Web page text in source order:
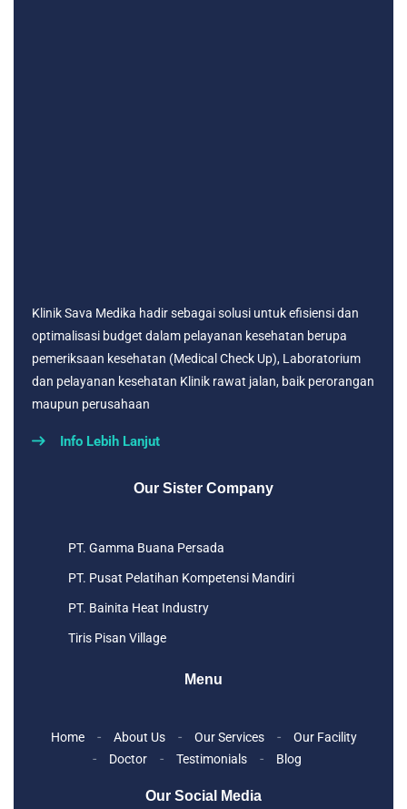
Klinik Sava Medika hadir sebagai solusi untuk efisiensi dan
optimalisasi budget dalam pelayanan kesehatan berupa
pemeriksaan kesehatan (Medical Check Up), Laboratorium
dan pelayanan kesehatan Klinik rawat jalan, baik perorangan
maupun perusahaan
Info Lebih Lanjut
Our Sister Company
PT. Gamma Buana Persada
PT. Pusat Pelatihan Kompetensi Mandiri
PT. Bainita Heat Industry
Tiris Pisan Village
Menu
Home About Us Our Services
Our Facility
Doctor
Testimonials Blog
Our Social Media